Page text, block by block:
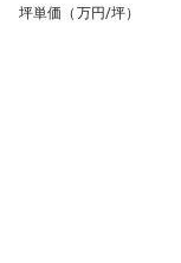
坪単価（万円/坪）